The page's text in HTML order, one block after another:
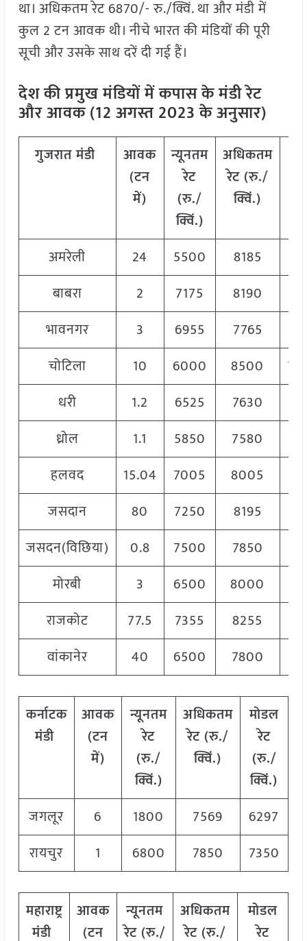
था। अधिकतम रेट 6870/- रु./क्विं. था और मंडी में
कुल 2 टन आवक थी। नीचे भारत की मंडियों की पूरी
सूची और उसके साथ दरें दी गई हैं।
देश की प्रमुख मंडियों में कपास के मंडी रेट
और आवक (12 अगस्त 2023 के अनुसार)
गुजरातमंडी
आवक
(टन
में)
न्यूनतम
रेट
(रु./
क्विं.)
अधिकतम
रेट (रु./
क्विं.)
अमरेली
24 5500 8185
बाबरा
2 7175 8190
भावनगर
3 6955 7765
चोटिला
10 6000 8500
धरी
1.2 6525 7630
ध्रोल
1.1 5850 7580
हलवद
15.04 7005 8005
जसदान
80 7250 8195
जसदन(विछिया)
0.8 7500 7850
मोरबी
3 6500 8000
राजकोट
77.5 7355 8255
वांकानेर
40 6500 7800
कर्नाटक
मंडी
आवक
(टन
में)
न्यूनतम
रेट
(रु./
क्विं.)
अधिकतम
रेट (रु./
क्विं.)
मोडल
रेट
(रु./
क्विं.)
जगलूर
6 1800 7569
6297
रायचुर
1 6800 7850 7350
महाराष्ट्र
मंडी
आवक
(टन
न्यूनतम
रेट (रु./
अधिकतम
रेट (रु./
मोडल
रेट